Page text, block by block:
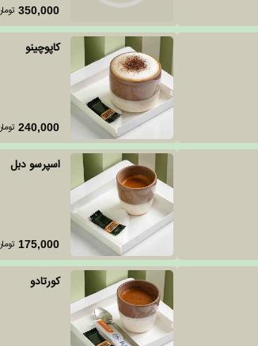
350,000
کاپوچینو
240,000
اسپرسو دبل
175,000
کورتادو